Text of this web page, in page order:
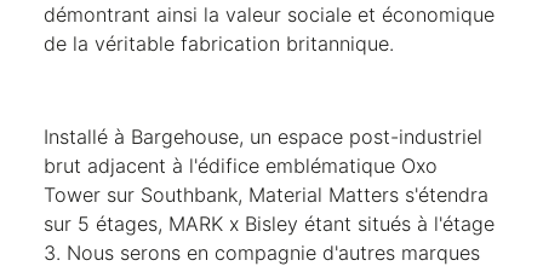
démontrant ainsi la valeur sociale et économique
de la véritable fabrication britannique.
Installé à Bargehouse, un espace post-industriel
brut adjacent à l'édifice emblématique Oxo
Tower sur Southbank, Material Matters s'étendra
sur 5 étages, MARK x Bisley étant situés à l'étage
3. Nous serons en compagnie d'autres marques